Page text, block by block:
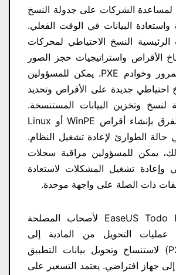
الشركات على جدولة النسخ
واستعادة البيانات في الوقت الفعلي.
النسخ الاحتياطي لمحركات
الأقراص واستراتيجيات حجز الصور
وحماية كلمة المرور وخوادم PXE. يمكن للمسؤولين
احتياطي جديدة على الأقراص وتحديد
لنسخ وتخزين البيانات المستنسخة.
يسمح برنامج للفرق بإنشاء أقراص WinPE أو Linux
حالة الطوارئ لإعادة تشغيل النظام.
يمكن للمسؤولين مراقبة سجلات
وإعادة تشغيل المشكلات لاستعادة
ذات الصلة على واجهة موحدة.
يسمح EaseUS Todo Backup لأصحاب المصلحة
عمليات التحويل من المادية إلى
الافتراضية (P2V) لاستنساخ وتحويل بيانات التطبيق
جهاز افتراضي. يعتمد التسعير على